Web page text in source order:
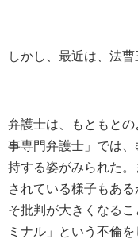
しかし、最近は、法
弁護士は、もともと
事専門弁護士」では
持する姿がみられた
されている様子もあ
そ批判が大きくなる
ミナル」という不倫